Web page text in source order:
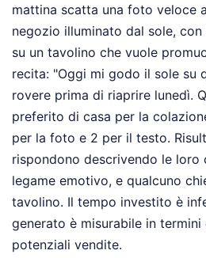
mattina scatta una foto veloce
negozio illuminato dal sole,
su un tavolino che vuole
recita: "Oggi mi godo il sole su
rovere prima di riaprire lunedì.
preferito di casa per la
per la foto e 2 per il testo.
rispondono descrivendo le loro
legame emotivo, e qualcuno
tavolino. Il tempo investito è
generato è misurabile in
potenziali vendite.